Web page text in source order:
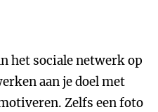
het sociale netwerk op
aan je doel met
Zelfs een foto